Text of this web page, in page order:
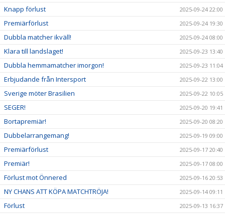
Knapp förlust 2025-09-24 22:00
Premiärförlust 2025-09-24 19:30
Dubbla matcher ikväll! 2025-09-24 08:00
Klara till landslaget! 2025-09-23 13:40
Dubbla hemmamatcher imorgon! 2025-09-23 11:04
Erbjudande från Intersport 2025-09-22 13:00
Sverige möter Brasilien 2025-09-22 10:05
SEGER! 2025-09-20 19:41
Bortapremiär! 2025-09-20 08:20
Dubbelarrangemang! 2025-09-19 09:00
Premiärförlust 2025-09-17 20:40
Premiär! 2025-09-17 08:00
Förlust mot Önnered 2025-09-16 20:53
NY CHANS ATT KÖPA MATCHTRÖJA! 2025-09-14 09:11
Förlust 2025-09-13 16:37